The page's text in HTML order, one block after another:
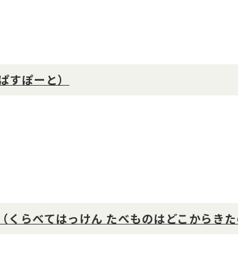
ぽーと）
らべてはっけん たべものはどこからき